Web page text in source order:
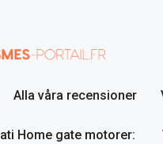
Alla våra recensioner
Home gate motorer: